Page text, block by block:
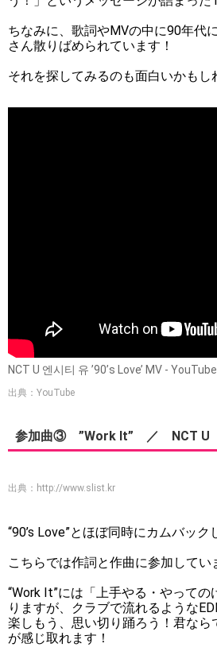
ちなみに、歌詞やMVの中に90年代
さん散りばめられています！
それを探してみるのも面白いかもし
NCT U 엔시티 유 ’90’s Love’ MV - YouTube
出典：YouTube
参加曲③ ”Work It” ／ NCT U
出典： http://www.slist.kr
“90’s Love”とほぼ同時にカムバック
こちらでは作詞と作曲に参加してい
“Work It”には「上手やる・やって
りますが、クラブで流れるような
楽しもう、思い切り踊ろう！君なら
が感じ取れます！